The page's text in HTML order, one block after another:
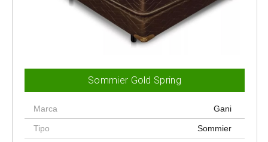
Sommier Gold Spring
Marca Gani
Tipo Sommier